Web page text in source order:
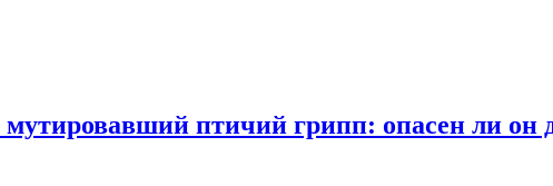
птичий грипп: опасен ли он